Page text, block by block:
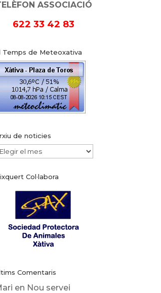
ASSOCIACIÓ
622 33 42 83
Temps de Meteoxativa
de noticies
Col·labora
Comentaris
en Nou servei